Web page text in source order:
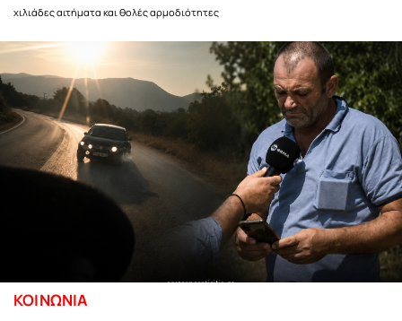
χιλιάδες αιτήματα και θολές αρμοδιότητες
ΚΟΙΝΩΝΙΑ